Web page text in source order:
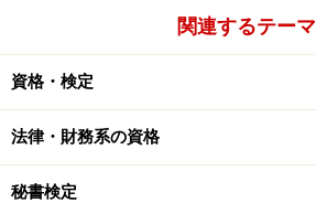
関連するテーマ
資格・検定
法律・財務系の資格
秘書検定